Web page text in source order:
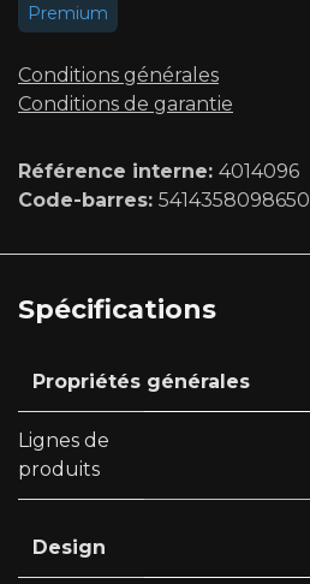
Premium
Conditions générales
Conditions de garantie
Référence interne: 4014096
Code-barres: 5414358098650
Spécifications
Propriétés générales
Lignes de
produits
Design